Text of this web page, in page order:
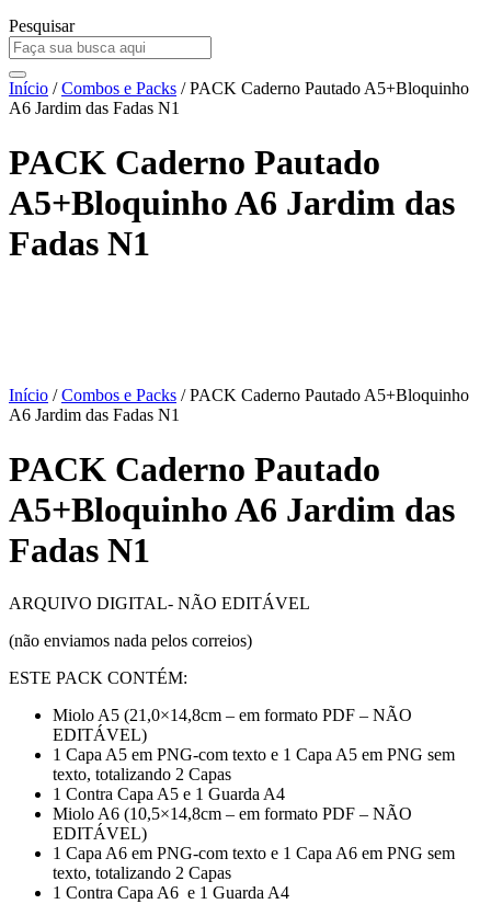
Pesquisar
Início /Combos e Packs / PACK Caderno Pautado A5+Bloquinho
A6 Jardim das Fadas N1
PACK Caderno Pautado
A5+Bloquinho A6 Jardim das
Fadas N1
Início /Combos e Packs / PACK Caderno Pautado A5+Bloquinho
A6 Jardim das Fadas N1
PACK Caderno Pautado
A5+Bloquinho A6 Jardim das
Fadas N1
ARQUIVO DIGITAL- NÃO EDITÁVEL
(não enviamos nada pelos correios)
ESTE PACK CONTÉM:
Miolo A5 (21,0×14,8cm – em formato PDF – NÃO
EDITÁVEL)
1 Capa A5 em PNG-com texto e 1 Capa A5 em PNG sem
texto, totalizando 2 Capas
1 Contra Capa A5 e 1 Guarda A4
Miolo A6 (10,5×14,8cm – em formato PDF – NÃO
EDITÁVEL)
1 Capa A6 em PNG-com texto e 1 Capa A6 em PNG sem
texto, totalizando 2 Capas
1 Contra Capa A6 e 1 Guarda A4